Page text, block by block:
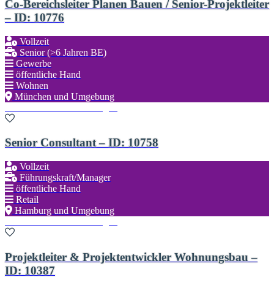
Co-Bereichsleiter Planen Bauen / Senior-Projektleiter
– ID: 10776
Vollzeit
Senior (>6 Jahren BE)
Gewerbe
öffentliche Hand
Wohnen
München und Umgebung
Senior Consultant – ID: 10758
Vollzeit
Führungskraft/Manager
öffentliche Hand
Retail
Hamburg und Umgebung
Projektleiter & Projektentwickler Wohnungsbau –
ID: 10387